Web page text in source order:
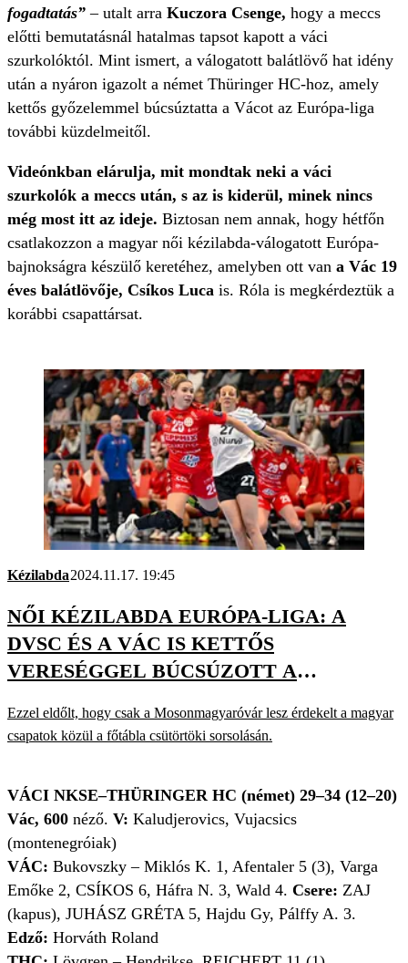
fogadtatás”– utalt arra Kuczora Csenge, hogy a meccs
előtti bemutatásnál hatalmas tapsot kapott a váci
szurkolóktól. Mint ismert, a válogatott balátlövő hat idény
után a nyáron igazolt a német Thüringer HC-hoz, amely
kettős győzelemmel búcsúztatta a Vácot az Európa-liga
további küzdelmeitől.
Videónkban elárulja, mit mondtak neki a váci
szurkolók a meccs után, s az is kiderül, minek nincs
még most itt az ideje. Biztosan nem annak, hogy hétfőn
csatlakozzon a magyar női kézilabda-válogatott Európa-
bajnokságra készülő keretéhez, amelyben ott van a Vác 19
éves balátlövője, Csíkos Luca is. Róla is megkérdeztük a
korábbi csapattársat.
Kézilabda2024.11.17. 19:45
NŐI KÉZILABDA EURÓPA-LIGA: A
DVSC ÉS A VÁC IS KETTŐS
VERESÉGGEL BÚCSÚZOTT A
Ezzel eldőlt, hogy csak a Mosonmagyaróvár lesz érdekelt a magyar
csapatok közül a főtábla csütörtöki sorsolásán.
VÁCI NKSE–THÜRINGER HC (német) 29–34 (12–20)
Vác, 600 néző. V: Kaludjerovics, Vujacsics
(montenegróiak)
VÁC: Bukovszky – Miklós K. 1, Afentaler 5 (3), Varga
Emőke 2, CSÍKOS 6, Háfra N. 3, Wald 4. Csere: ZAJ
(kapus), JUHÁSZ GRÉTA 5, Hajdu Gy, Pálffy A. 3.
Edző: Horváth Roland